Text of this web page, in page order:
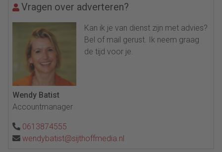
Vragen over adverteren?
Kan ik je van dienst zijn met advies?
Bel of mail gerust. Ik neem graag
de tijd voor je.
Wendy Batist
Accountmanager
0613874555
wendybatist@sijthoffmedia.nl